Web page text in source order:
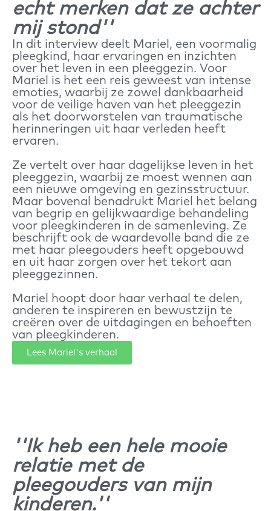
echt merken dat ze achter
mij stond''
In dit interview deelt Mariel, een voormalig
pleegkind, haar ervaringen en inzichten
over het leven in een pleeggezin. Voor
Mariel is het een reis geweest van intense
emoties, waarbij ze zowel dankbaarheid
voor de veilige haven van het pleeggezin
als het doorworstelen van traumatische
herinneringen uit haar verleden heeft
ervaren.
Ze vertelt over haar dagelijkse leven in het
pleeggezin, waarbij ze moest wennen aan
een nieuwe omgeving en gezinsstructuur.
Maar bovenal benadrukt Mariel het belang
van begrip en gelijkwaardige behandeling
voor pleegkinderen in de samenleving. Ze
beschrijft ook de waardevolle band die ze
met haar pleegouders heeft opgebouwd
en uit haar zorgen over het tekort aan
pleeggezinnen.
Mariel hoopt door haar verhaal te delen,
anderen te inspireren en bewustzijn te
creëren over de uitdagingen en behoeften
van pleegkinderen.
Lees Mariel's verhaal
''Ik heb een hele mooie
relatie met de
pleegouders van mijn
kinderen.''